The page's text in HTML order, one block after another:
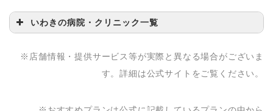
いわきの病院・クリニック一覧
院（提携：いわきタウ
※店舗情報・提供サービス等が実際と異なる場合がございま
す。詳細は公式サイトをご覧ください。